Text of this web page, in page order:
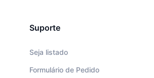
Suporte
Seja listado
Formulário de Pedido